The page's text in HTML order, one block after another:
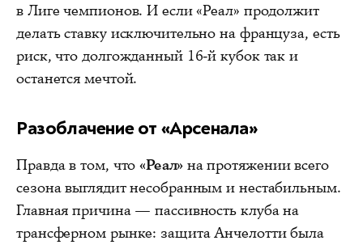
в Лиге чемпионов. И если «Реал» продолжит
делать ставку исключительно на француза, есть
риск, что долгожданный 16-й кубок так и
останется мечтой.
Разоблачение от «Арсенала»
Правда в том, что«Реал»на протяжении всего
сезона выглядит несобранным и нестабильным.
Главная причина — пассивность клуба на
трансферном рынке: защита Анчелотти была